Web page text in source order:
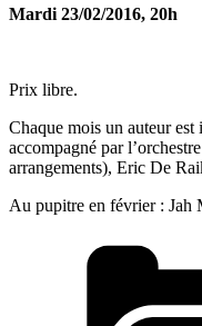
Mardi 23/02/2016, 20h
Prix libre.
Chaque mois un auteur est
accompagné par
arrangements), Eric De
Au pupitre en février : Jah